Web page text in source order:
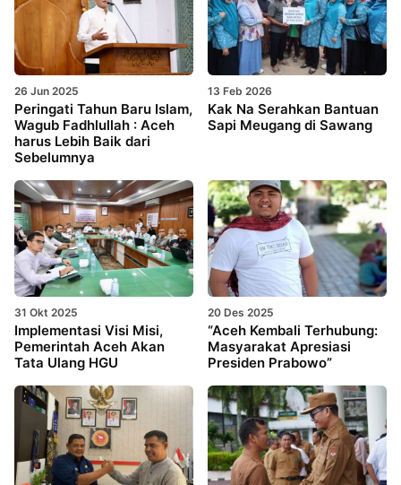
26 Jun 2025
Peringati Tahun Baru Islam,
Wagub Fadhlullah : Aceh
harus Lebih Baik dari
Sebelumnya
13 Feb 2026
Kak Na Serahkan Bantuan
Sapi Meugang di Sawang
31 Okt 2025
Implementasi Visi Misi,
Pemerintah Aceh Akan
Tata Ulang HGU
20 Des 2025
“Aceh Kembali Terhubung:
Masyarakat Apresiasi
Presiden Prabowo”